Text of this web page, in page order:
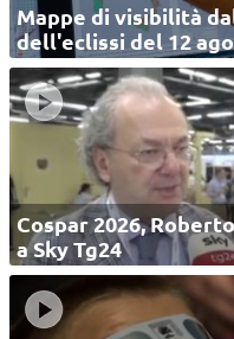
Mappe di visibilità
dell'eclissi del 12
Cospar 2026,
a Sky Tg24